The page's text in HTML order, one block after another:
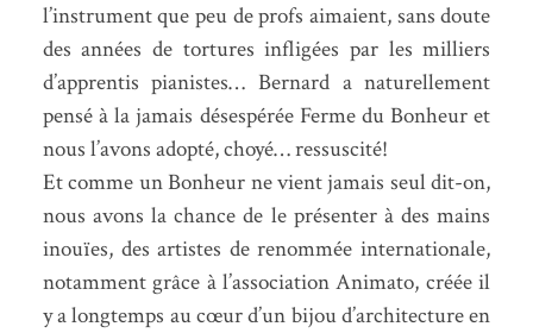
l’instrument que peu de profs aimaient, sans doute
des années de tortures infligées par les milliers
d’apprentis pianistes… Bernard a naturellement
pensé à la jamais désespérée Ferme du Bonheur et
nous l’avons adopté, choyé… ressuscité!
Et comme un Bonheur ne vient jamais seul dit-on,
nous avons la chance de le présenter à des mains
inouïes, des artistes de renommée internationale,
notamment grâce à l’association Animato, créée il
y a longtemps au cœur d’un bijou d’architecture en